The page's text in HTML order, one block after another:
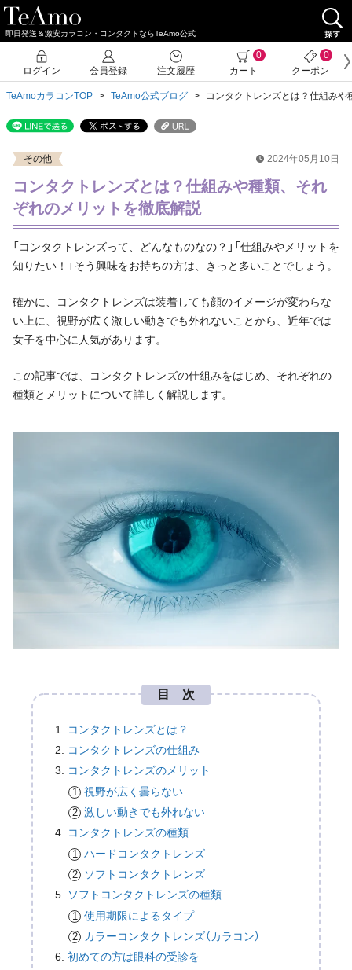
即日発送＆激安カラコン・コンタクトならTeAmo公式
TeAmoカラコンTOP TeAmo公式ブログ コンタクトレンズとは？仕組み
その他 2024年05月10日
コンタクトレンズとは？仕組みや種類、それ
ぞれのメリットを徹底解説
「コンタクトレンズって、どんなものなの？」「仕組みやメリットを
知りたい！」そう興味をお持ちの方は、きっと多いことでしょう。
確かに、コンタクトレンズは装着しても顔のイメージが変わらな
い上に、視野が広く激しい動きでも外れないことから、近年では
女子を中心に人気があります。
この記事では、コンタクトレンズの仕組みをはじめ、それぞれの
種類とメリットについて詳しく解説します。
目 次
コンタクトレンズとは？
コンタクトレンズの仕組み
コンタクトレンズのメリット
視野が広く曇らない
激しい動きでも外れない
コンタクトレンズの種類
ハードコンタクトレンズ
ソフトコンタクトレンズ
ソフトコンタクトレンズの種類
使用期限によるタイプ
カラーコンタクトレンズ（カラコン）
初めての方は眼科の受診を
ログイン 会員登録 注文履歴
0
カート
0
クーポン